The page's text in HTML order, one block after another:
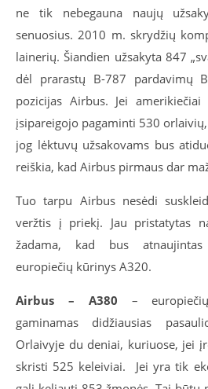
ne tik nebegauna naujų
senuosius. 2010 m. skrydžių
lainerių. Šiandien užsakyta 847
dėl prarastų B-787 pardavimų
pozicijas Airbus. Jei
įsipareigojo pagaminti 530
jog lėktuvų užsakovams bus
reiškia, kad Airbus pirmaus dar
Tuo tarpu Airbus nesėdi
veržtis į priekį. Jau pristatytas
žadama, kad bus
europiečių kūrinys А320.
Airbus – A380 –
gaminamas didžiausias
Orlaivyje du deniai, kuriuose, jei
skristi 525 keleiviai. Jei yra tik